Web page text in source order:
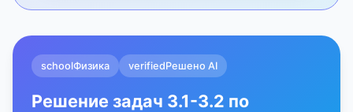
schoolФизика verifiedРешено AI
Решение задач 3.1-3.2 по